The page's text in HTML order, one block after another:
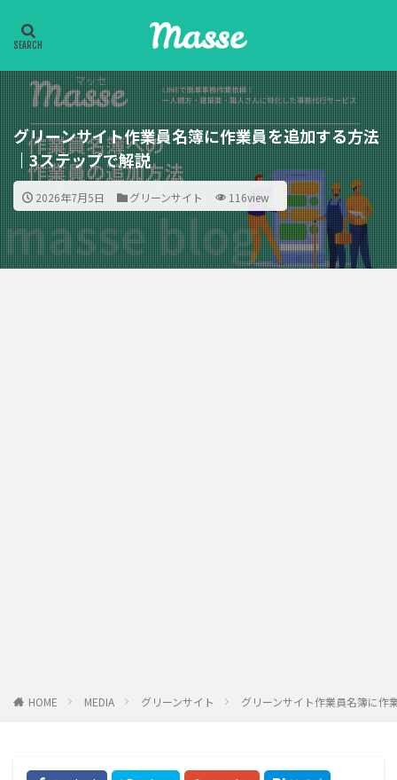
グリーンサイト作業員名簿に作業員を追加する方法
｜3ステップで解説
2026年7月5日 グリーンサイト 116view
HOME MEDIA グリーンサイト グリーンサイト作業員名簿に作